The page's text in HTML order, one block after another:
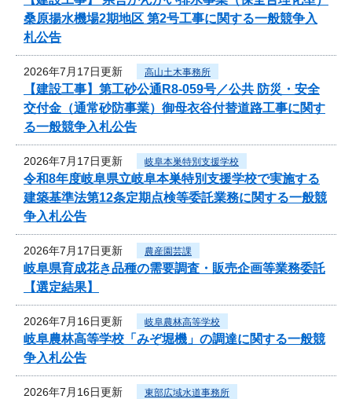
桑原揚水機場2期地区 第2号工事に関する一般競争入
札公告
2026年7月17日更新 高山土木事務所
【建設工事】第工砂公通R8-059号／公共 防災・安全
交付金（通常砂防事業）御母衣谷付替道路工事に関す
る一般競争入札公告
2026年7月17日更新 岐阜本巣特別支援学校
令和8年度岐阜県立岐阜本巣特別支援学校で実施する
建築基準法第12条定期点検等委託業務に関する一般競
争入札公告
2026年7月17日更新 農産園芸課
岐阜県育成花き品種の需要調査・販売企画等業務委託
【選定結果】
2026年7月16日更新 岐阜農林高等学校
岐阜農林高等学校「みぞ堀機」の調達に関する一般競
争入札公告
2026年7月16日更新 東部広域水道事務所